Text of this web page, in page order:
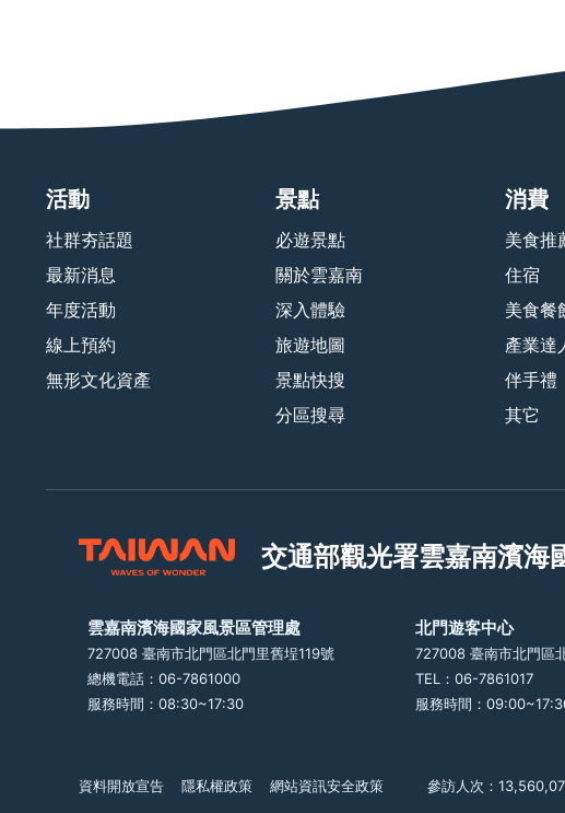
活動
社群夯話題
最新消息
年度活動
線上預約
無形文化資產
景點
必遊景點
關於雲嘉南
深入體驗
旅遊地圖
景點快搜
分區搜尋
消費
美食推
住宿
美食餐
產業達
伴手禮
其它
交通部觀光署雲嘉南濱海
雲嘉南濱海國家風景區管理處
727008 臺南市北門區北門里舊埕119號
總機電話：06-7861000
服務時間：08:30~17:30
北門遊客中心
727008 臺南市北門區
TEL：06-7861017
服務時間：
資料開放宣告 隱私權政策 網站資訊安全政策 參訪人次：